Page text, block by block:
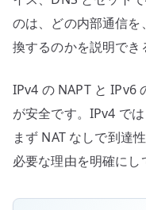
のは、どの内部通信
換するのかを説明でき
IPv4 の NAPT と IPv6
が安全です。IPv4 で
まず NAT なしで到達
必要な理由を明確にし